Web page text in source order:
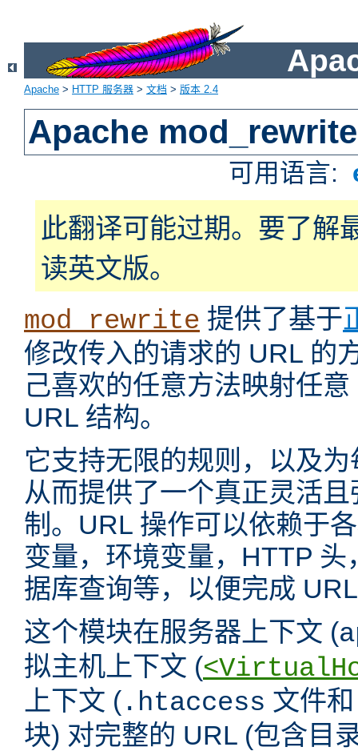
Apache > HTTP 服务器 > 文档 > 版本 2.4
Apache mod_rewrite
可用语言:
此翻译可能过期。要了解
读英文版。
mod_rewrite 提供了基于
修改传入的请求的 URL 的
己喜欢的任意方法映射任
URL 结构。
它支持无限的规则，以及
从而提供了一个真正灵活
制。URL 操作可以依赖于
变量，环境变量，HTTP
据库查询等，以便完成
这个模块在服务器上下文 (
拟主机上下文 (
上下文 ( .htaccess 文件
块) 对完整的 URL (包含目